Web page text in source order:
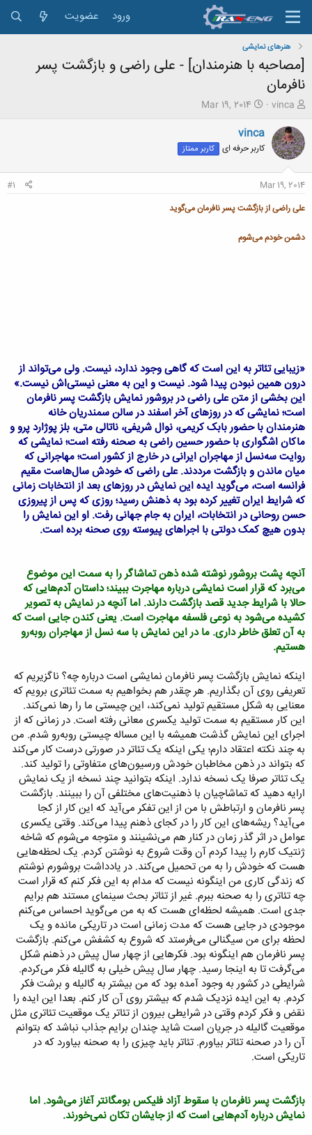
ورود عضویت
هنرهای نمایشی
[مصاحبه با هنرمندان] - علی راضی و بازگشت پسر
نافرمان
ش
و
ع
ک
ه
م
ض
vinca
ت
ر
خ
ع
Mar 19, 2014
vinca
کاربر حرفه ای کاربر ممتاز
Mar 19, 2014
#1
علی راضی از بازگشت پسر نافرمان می‌گوید
دشمن خودم می‌شوم
«زیبایی تئاتر به این است که گاهی وجود ندارد، نیست. ولی می‌تواند از
درون همین نبودن پیدا شود. نیست و این به معنی نیستی‌اش نیست.»
این بخشی از متن علی راضی در بروشور نمایش بازگشت پسر نافرمان
است؛ نمایشی که در روزهای آخر اسفند در سالن سمندریان خانه
هنرمندان با حضور بابک کریمی، نوال شریفی، ناتالی متی، بلز پوژارد پرو و
ماکان اشگواری با حضور حسین راضی به صحنه رفته است؛ نمایشی که
روایت سه‌نسل از مهاجران ایرانی در خارج از کشور است؛ مهاجرانی که
میان ماندن و بازگشت مرددند. علی راضی که خودش سال‌هاست مقیم
فرانسه است، می‌گوید ایده این نمایش در روزهای بعد از انتخابات زمانی
که شرایط ایران تغییر کرده بود به ذهنش رسید؛ روزی که پس از پیروزی
حسن روحانی در انتخابات، ایران به جام جهانی رفت. او این نمایش را
بدون هیچ کمک دولتی با اجراهای پیوسته روی صحنه برده است.
آنچه پشت بروشور نوشته شده ذهن تماشاگر را به سمت این موضوع
می‌برد که قرار است نمایشی درباره مهاجرت ببیند؛ داستان آدم‌هایی که
حالا با شرایط جدید قصد بازگشت دارند. اما آنچه در نمایش به تصویر
کشیده می‌شود به نوعی فلسفه مهاجرت است. یعنی کندن جایی است که
به آن تعلق خاطر داری. ما در این نمایش با سه نسل از مهاجران روبه‌رو
هستیم.
اینکه نمایش بازگشت پسر نافرمان نمایشی است درباره چه؟ ناگزیریم که
تعریفی روی آن بگذاریم. هر چقدر هم بخواهیم به سمت تئاتری برویم که
معنایی به شکل مستقیم تولید نمی‌کند، این چیستی ما را رها نمی‌کند.
این کار مستقیم به سمت تولید یکسری معانی رفته است. در زمانی که از
اجرای این نمایش گذشت همیشه با این مساله چیستی روبه‌رو شدم. من
به چند نکته اعتقاد دارم؛ یکی اینکه یک تئاتر در صورتی درست کار می‌کند
که بتواند در ذهن مخاطبان خودش ورسیون‌های متفاوتی را تولید کند.
یک تئاتر صرفا یک نسخه ندارد. اینکه بتوانید چند نسخه از یک نمایش
ارایه دهید که تماشاچیان با ذهنیت‌های مختلفی آن را ببینند. بازگشت
پسر نافرمان و ارتباطش با من از این تفکر می‌آید که این کار از کجا
می‌آید؟ ریشه‌های این کار را در کجای ذهنم پیدا می‌کند. وقتی یکسری
عوامل در اثر گذر زمان در کنار هم می‌نشینند و متوجه می‌شوم که شاخه
ژنتیک کارم را پیدا کردم آن وقت شروع به نوشتن کردم. یک لحظه‌هایی
هست که خودش را به من تحمیل می‌کند. در یادداشت بروشورم نوشتم
که زندگی کاری من اینگونه نیست که مدام به این فکر کنم که قرار است
چه تئاتری را به صحنه ببرم. غیر از تئاتر بحث سینمای مستند هم برایم
جدی است. همیشه لحظه‌ای هست که به من می‌گوید احساس می‌کنم
موجودی در جایی هست که مدت زمانی است در تاریکی مانده و یک
لحظه برای من سیگنالی می‌فرستد که شروع به کشفش می‌کنم. بازگشت
پسر نافرمان هم اینگونه بود. فکرهایی از چهار سال پیش در ذهنم شکل
می‌گرفت تا به اینجا رسید. چهار سال پیش خیلی به گالیله فکر می‌کردم.
شرایطی در کشور به وجود آمده بود که من بیشتر به گالیله و برشت فکر
کردم. به این ایده نزدیک شدم که بیشتر روی آن کار کنم. بعدا این ایده را
نقض و فکر کردم وقتی در شرایطی بیرون از تئاتر یک موقعیت تئاتری مثل
موقعیت گالیله در جریان است شاید چندان برایم جذاب نباشد که بتوانم
آن را در صحنه تئاتر بیاورم. تئاتر باید چیزی را به صحنه بیاورد که در
تاریکی است.
بازگشت پسر نافرمان با سقوط آزاد فلیکس بومگانتر آغاز می‌شود. اما
نمایش درباره آدم‌هایی است که از جایشان تکان نمی‌خورند.